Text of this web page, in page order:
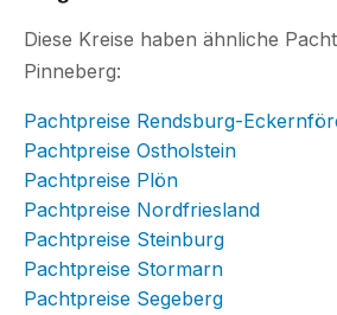
Diese Kreise haben ähnliche
Pinneberg:
Pachtpreise Rendsburg-
Pachtpreise Ostholstein
Pachtpreise Plön
Pachtpreise Nordfriesland
Pachtpreise Steinburg
Pachtpreise Stormarn
Pachtpreise Segeberg